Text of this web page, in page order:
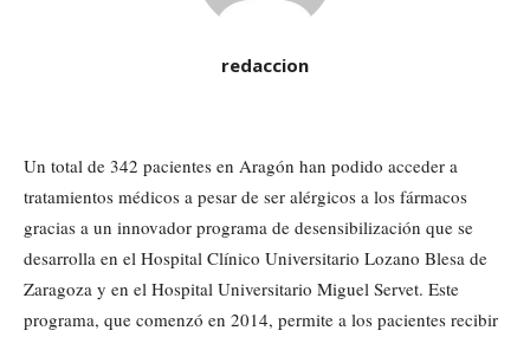
redaccion
Un total de 342 pacientes en Aragón han podido acceder a
tratamientos médicos a pesar de ser alérgicos a los fármacos
gracias a un innovador programa de desensibilización que se
desarrolla en el Hospital Clínico Universitario Lozano Blesa de
Zaragoza y en el Hospital Universitario Miguel Servet. Este
programa, que comenzó en 2014, permite a los pacientes recibir